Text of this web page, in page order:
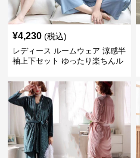
¥4,230 (税込)
レディース ルームウェア 涼感半
袖上下セット ゆったり楽ちんル